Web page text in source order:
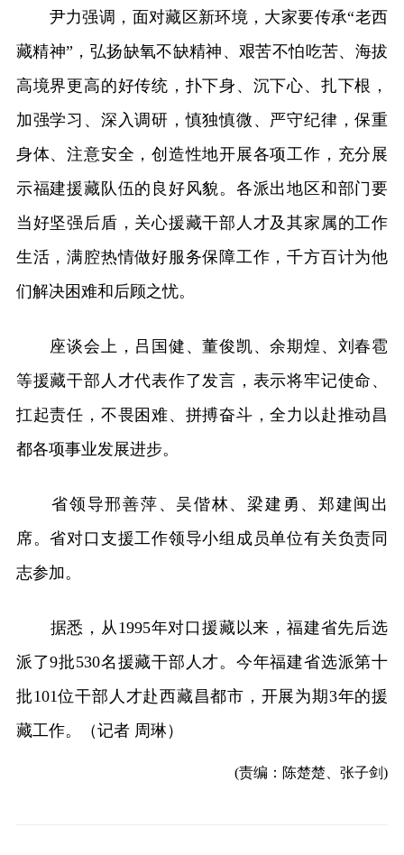
尹力强调，面对藏区新环境，大家要传承“老西
藏精神”，弘扬缺氧不缺精神、艰苦不怕吃苦、海拔
高境界更高的好传统，扑下身、沉下心、扎下根，
加强学习、深入调研，慎独慎微、严守纪律，保重
身体、注意安全，创造性地开展各项工作，充分展
示福建援藏队伍的良好风貌。各派出地区和部门要
当好坚强后盾，关心援藏干部人才及其家属的工作
生活，满腔热情做好服务保障工作，千方百计为他
们解决困难和后顾之忧。
座谈会上，吕国健、董俊凯、余期煌、刘春雹
等援藏干部人才代表作了发言，表示将牢记使命、
扛起责任，不畏困难、拼搏奋斗，全力以赴推动昌
都各项事业发展进步。
省领导邢善萍、吴偕林、梁建勇、郑建闽出
席。省对口支援工作领导小组成员单位有关负责同
志参加。
据悉，从1995年对口援藏以来，福建省先后选
派了9批530名援藏干部人才。今年福建省选派第十
批101位干部人才赴西藏昌都市，开展为期3年的援
藏工作。（记者 周琳）
(责编：陈楚楚、张子剑)